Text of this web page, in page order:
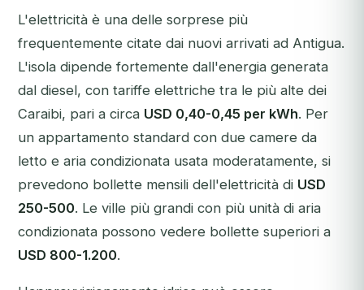
L'elettricità è una delle sorprese più
frequentemente citate dai nuovi arrivati ad Antigua.
L'isola dipende fortemente dall'energia generata
dal diesel, con tariffe elettriche tra le più alte dei
Caraibi, pari a circa USD 0,40-0,45 per kWh. Per
un appartamento standard con due camere da
letto e aria condizionata usata moderatamente, si
prevedono bollette mensili dell'elettricità di USD
250-500. Le ville più grandi con più unità di aria
condizionata possono vedere bollette superiori a
USD 800-1.200.